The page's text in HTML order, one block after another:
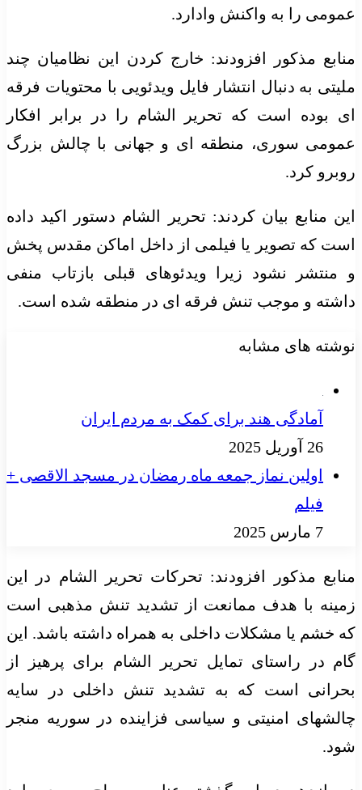
عمومی را به واکنش وادارد.
منابع مذکور افزودند: خارج کردن این نظامیان چند
ملیتی به دنبال انتشار فایل ویدئویی با محتویات فرقه
ای بوده است که تحریر الشام را در برابر افکار
عمومی سوری، منطقه ای و جهانی با چالش بزرگ
روبرو کرد.
این منابع بیان کردند: تحریر الشام دستور اکید داده
است که تصویر یا فیلمی از داخل اماکن مقدس پخش
و منتشر نشود زیرا ویدئوهای قبلی بازتاب منفی
داشته و موجب تنش فرقه ای در منطقه شده است.
نوشته های مشابه
آمادگی هند برای کمک به مردم ایران
26 آوریل 2025
اولین نماز جمعه ماه رمضان در مسجد الاقصی +
فیلم
7 مارس 2025
منابع مذکور افزودند: تحرکات تحریر الشام در این
زمینه با هدف ممانعت از تشدید تنش مذهبی است
که خشم یا مشکلات داخلی به همراه داشته باشد. این
گام در راستای تمایل تحریر الشام برای پرهیز از
بحرانی است که به تشدید تنش داخلی در سایه
چالشهای امنیتی و سیاسی فزاینده در سوریه منجر
شود.